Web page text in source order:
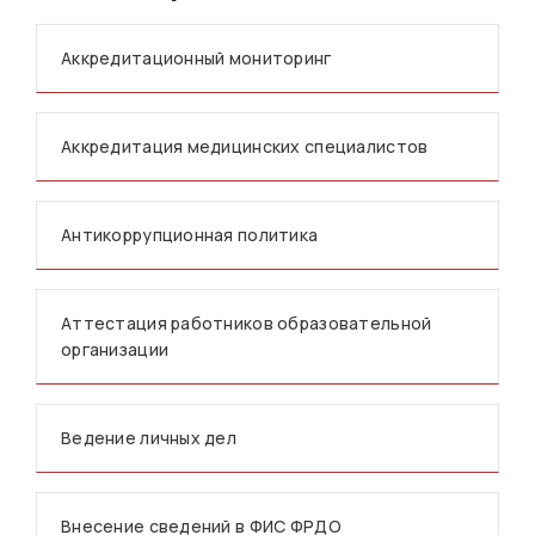
Аккредитационный мониторинг
Аккредитация медицинских специалистов
Антикоррупционная политика
Аттестация работников образовательной
организации
Ведение личных дел
Внесение сведений в ФИС ФРДО